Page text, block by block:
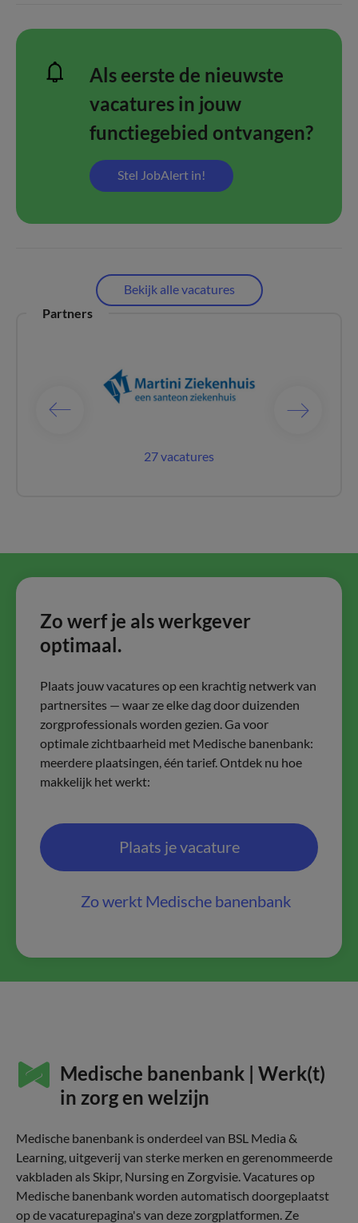
Als eerste de nieuwste
vacatures in jouw
functiegebied ontvangen?
Stel JobAlert in!
Bekijk alle vacatures
Partners
27 vacatures
Zo werf je als werkgever
optimaal.
Plaats jouw vacatures op een krachtig netwerk van
partnersites — waar ze elke dag door duizenden
zorgprofessionals worden gezien. Ga voor
optimale zichtbaarheid met Medische banenbank:
meerdere plaatsingen, één tarief. Ontdek nu hoe
makkelijk het werkt:
Plaats je vacature
Zo werkt Medische banenbank
Medische banenbank | Werk(t)
in zorg en welzijn
Medische banenbank is onderdeel van BSL Media &
Learning, uitgeverij van sterke merken en gerenommeerde
vakbladen als Skipr, Nursing en Zorgvisie. Vacatures op
Medische banenbank worden automatisch doorgeplaatst
op de vacaturepagina's van deze zorgplatformen. Ze